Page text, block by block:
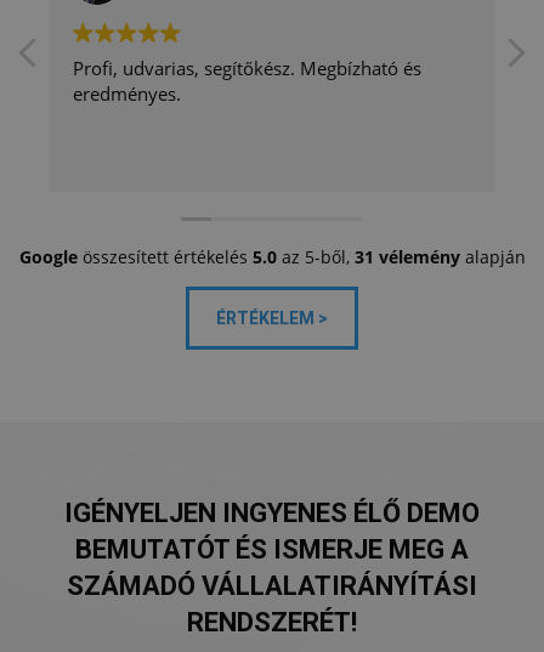
Profi, udvarias, segítőkész. Megbízható és
eredményes.
Googleösszesített értékelés 5.0az 5-ből, 31 véleményalapján
ÉRTÉKELEM >
IGÉNYELJEN INGYENES ÉLŐ DEMO
BEMUTATÓT ÉS ISMERJE MEG A
SZÁMADÓ VÁLLALATIRÁNYÍTÁSI
RENDSZERÉT!